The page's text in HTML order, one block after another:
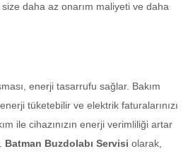
daha az onarım maliyeti ve daha
enerji tasarrufu sağlar. Bakım
tüketebilir ve elektrik faturalarınızı
ile cihazınızın enerji verimliliği artar
Batman Buzdolabı Servisi olarak,